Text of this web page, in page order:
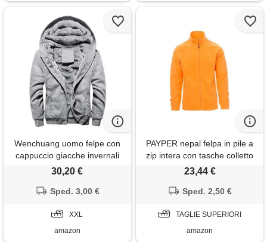
Wenchuang uomo felpe con
cappuccio giacche invernali
caldo spesso zip cappotto
hooded sweatshirt grigio xxl
30,20 €
Sped. 3,00 €
XXL
amazon
PAYPER nepal felpa in pile a
zip intera con tasche colletto
alto 280 gr, colore: orange,
taglia: 4xl
23,44 €
Sped. 2,50 €
TAGLIE SUPERIORI
amazon